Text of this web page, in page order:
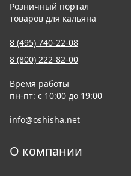
Розничный портал
товаров для кальяна
8 (495) 740-22-08
8 (800) 222-82-00
Время работы
пн-пт: с 10:00 до 19:00
info@oshisha.net
О компании